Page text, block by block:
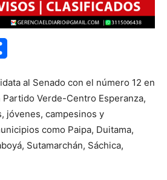
al Senado con el número 12 en
Verde-Centro Esperanza,
jóvenes, campesinos y
como Paipa, Duitama,
Sutamarchán, Sáchica,